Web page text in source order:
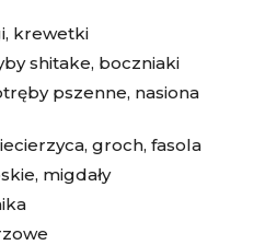
krewetki
shitake, boczniaki
pszenne, nasiona
groch, fasola
migdały